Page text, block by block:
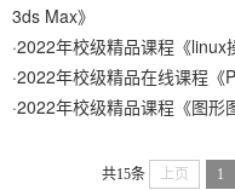
3ds Max》
·2022年校级精品课程《linux
·2022年校级精品在线课程《
·2022年校级精品课程《图形
共15条 上页 1